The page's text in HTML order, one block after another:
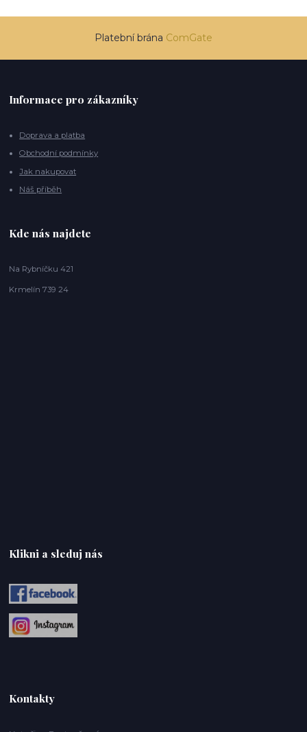
Platební brána ComGate
Informace pro zákazníky
Doprava a platba
Obchodní podmínky
Jak nakupovat
Náš příběh
Kde nás najdete
Na Rybníčku 421
Krmelín 739 24
Klikni a sleduj nás
Kontakty